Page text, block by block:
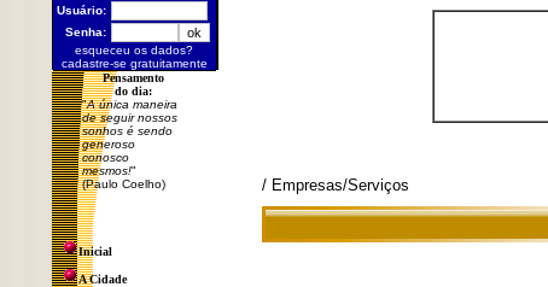
Usuário:
Senha:
esqueceu os dados?
cadastre-se gratuitamente
Pensamento
do dia:
"A única maneira
de seguir nossos
sonhos é sendo
generoso
conosco
mesmos!"
(Paulo Coelho)
Inicial
A Cidade
/ Empresas/Serviços